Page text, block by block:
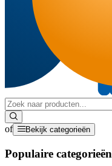
of Bekijk categorieën
Populaire categorieën